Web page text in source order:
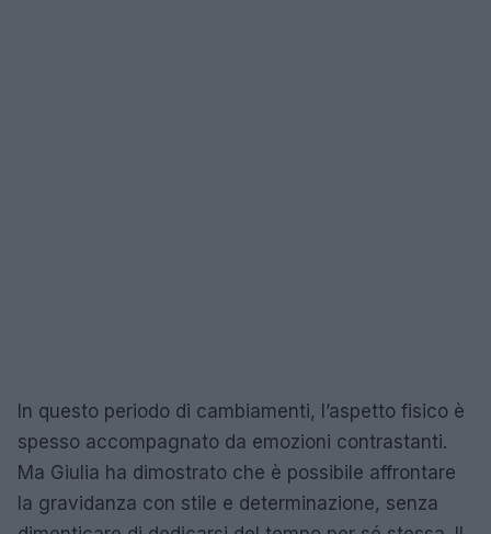
In questo periodo di cambiamenti, l’aspetto fisico è
spesso accompagnato da emozioni contrastanti.
Ma Giulia ha dimostrato che è possibile affrontare
la gravidanza con stile e determinazione, senza